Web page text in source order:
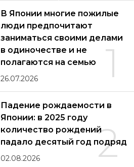
1
В Японии многие пожилые
люди предпочитают
заниматься своими делами
в одиночестве и не
полагаются на семью
26.07.2026
2
Падение рождаемости в
Японии: в 2025 году
количество рождений
падало десятый год подряд
02.08.2026